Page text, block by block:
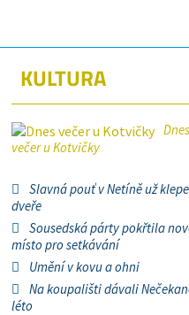
KULTURA
Dnes
večer u Kotvičky
Slavná pouť v Netíně už
dveře
Sousedská párty pokřtila
místo pro setkávání
Umění v kovu a ohni
Na koupališti dávali
léto